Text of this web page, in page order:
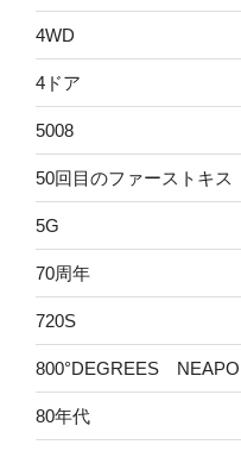
4WD
4ドア
5008
50回目のファーストキス
5G
70周年
720S
800°DEGREES
80年代